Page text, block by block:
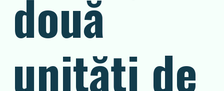
două
unități de